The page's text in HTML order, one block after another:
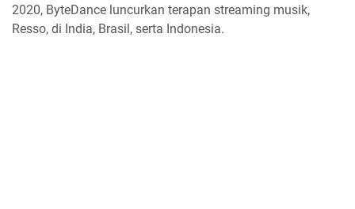
2020, ByteDance luncurkan terapan streaming musik,
Resso, di India, Brasil, serta Indonesia.